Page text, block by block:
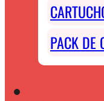
PACK DE